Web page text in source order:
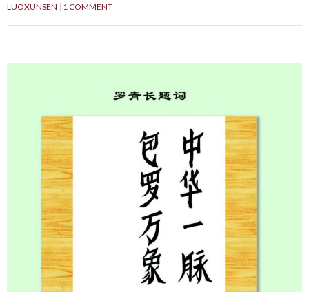
LUOXUNSEN
1 COMMENT